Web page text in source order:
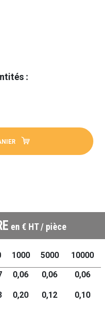
:
en € HT / pièce
1000 5000 10000
0,06 0,06
0,06
0,20 0,12 0,10